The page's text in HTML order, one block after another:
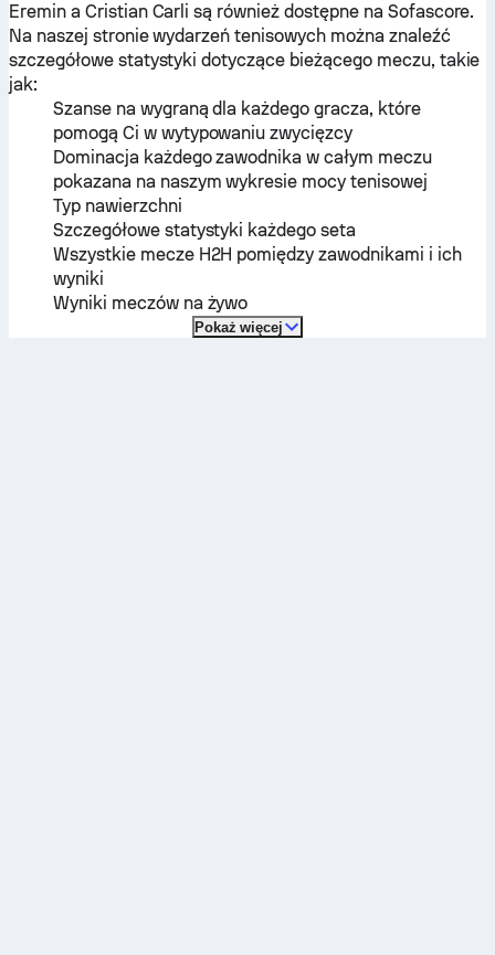
Eremina Cristian Carli są również dostępne na Sofascore.
Na naszej stronie wydarzeń tenisowych można znaleźć
szczegółowe statystyki dotyczące bieżącego meczu, takie
jak:
Szanse na wygraną dla każdego gracza, które
pomogą Ci w wytypowaniu zwycięzcy
Dominacja każdego zawodnika w całym meczu
pokazana na naszym wykresie mocy tenisowej
Typ nawierzchni
Szczegółowe statystyki każdego seta
Wszystkie mecze H2H pomiędzy zawodnikami i ich
wyniki
Wyniki meczów na żywo
Pokaż więcej